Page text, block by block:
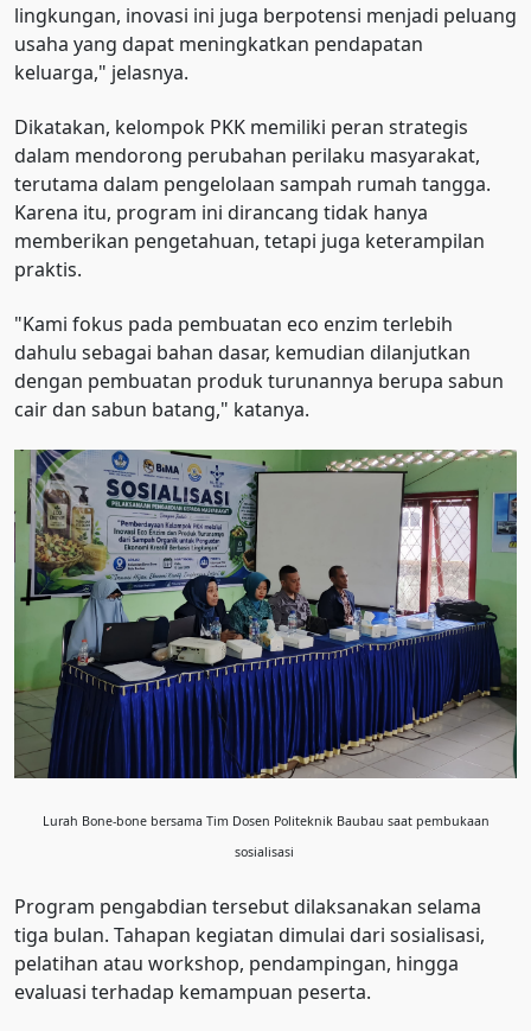
lingkungan, inovasi ini juga berpotensi menjadi peluang
usaha yang dapat meningkatkan pendapatan
keluarga," jelasnya.
Dikatakan, kelompok PKK memiliki peran strategis
dalam mendorong perubahan perilaku masyarakat,
terutama dalam pengelolaan sampah rumah tangga.
Karena itu, program ini dirancang tidak hanya
memberikan pengetahuan, tetapi juga keterampilan
praktis.
"Kami fokus pada pembuatan eco enzim terlebih
dahulu sebagai bahan dasar, kemudian dilanjutkan
dengan pembuatan produk turunannya berupa sabun
cair dan sabun batang," katanya.
Lurah Bone-bone bersama Tim Dosen Politeknik Baubau saat pembukaan
sosialisasi
Program pengabdian tersebut dilaksanakan selama
tiga bulan. Tahapan kegiatan dimulai dari sosialisasi,
pelatihan atau workshop, pendampingan, hingga
evaluasi terhadap kemampuan peserta.